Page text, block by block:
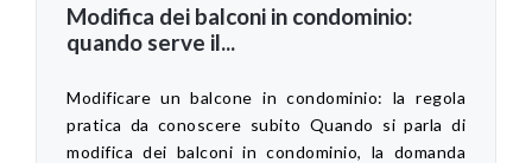
Modifica dei balconi in condominio:
quando serve il...
Modificare un balcone in condominio: la regola
pratica da conoscere subito Quando si parla di
modifica dei balconi in condominio, la domanda